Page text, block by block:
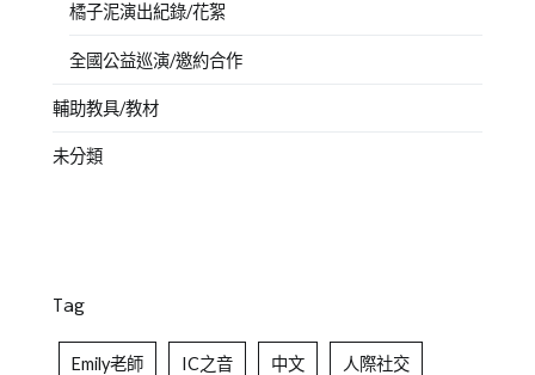
橘子泥演出紀錄/花絮
全國公益巡演/邀約合作
輔助教具/教材
未分類
Tag
Emily老師 IC之音 中文 人際社交